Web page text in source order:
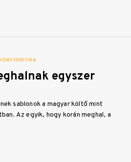
egyszer
sablonok a magyar költő mint
Az egyik, hogy korán meghal, a